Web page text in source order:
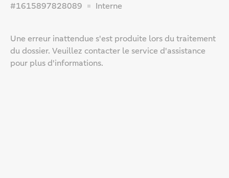
#1615897828089 Interne
Une erreur inattendue s'est produite lors du traitement
du dossier. Veuillez contacter le service d'assistance
pour plus d'informations.